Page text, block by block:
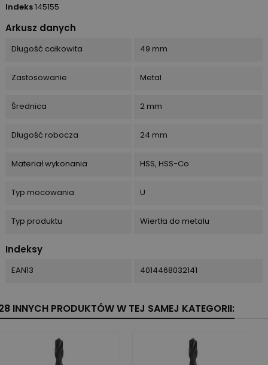
Indeks145155
Arkusz danych
Długość całkowita 49 mm
Zastosowanie Metal
Średnica 2 mm
Długość robocza 24 mm
Materiał wykonania HSS, HSS-Co
Typ mocowania U
Typ produktu Wiertła do metalu
Indeksy
EAN13 4014468032141
INNYCH PRODUKTÓW W TEJ SAMEJ KATEGORII: